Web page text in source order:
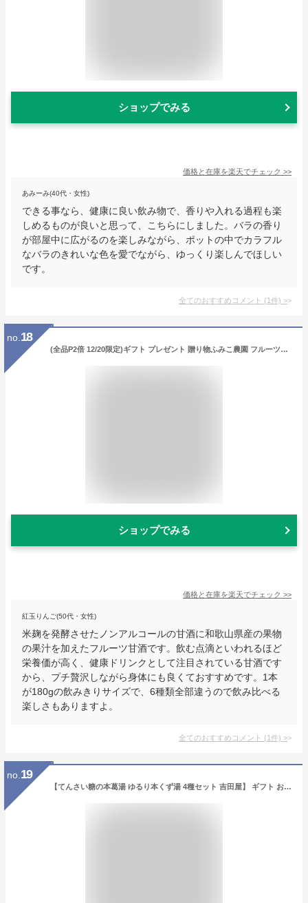
ショップでみる
価格と在庫を楽天でチェック >>
あみーみ(40代・女性)
できる事なら、健康に良い飲み物で、香りや入れる過程も楽
しめるものが良いと思って、こちらにしました。バラの香り
が部屋中に広がるのを楽しみながら、ポットの中でカラフル
なバラのきれいな色を愛でながら、ゆっくり楽しんでほしい
です。
全てのおすすめコメント (1件) >
no. 18
(全品P2倍 12/20限定)ギフト プレゼント 贈り物ふみこ農園 フルーツ甘酒 180g 6本送料無料 セット 健康ギフト 飲む点滴 飲み比べ ふみ子農園 産地直送 お歳暮 御歳暮
ショップでみる
価格と在庫を楽天でチェック >>
紅玉りんご(50代・女性)
米麹を発酵させたノンアルコールの甘酒に和歌山県産の果物
の果汁を加えたフルーツ甘酒です。飲む点滴といわれるほど
栄養価が高く、健康ドリンクとして注目されている甘酒です
から、プチ贅沢しながら身体にも良くておすすめです。1本
が180gの飲みきりサイズで、6種類全部違うので飲み比べる
楽しさもありますよ。
全てのおすすめコメント (1件) >
no. 19
【てんさい糖の本葛湯 ゆるり本くず湯 4種セット 吉田屋】 ギフト お歳暮 御歳暮 送料無料 送料込 葛湯 くず湯 吉野 本葛 香料不使用 着色料不使用 健康 贈り物 てんさい糖 低カロリー プレゼント ダイエット 奈良土産 人気